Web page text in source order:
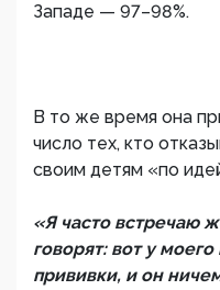
Западе — 97–98%.
В то же время она
число тех, кто
своим детям «по
«Я часто встречаю
говорят: вот у
прививки, и он